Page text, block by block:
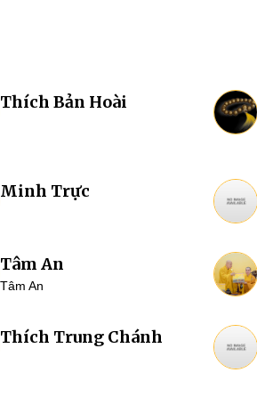
Thích Bản Hoài
Minh Trực
Tâm An
Tâm An
Thích Trung Chánh